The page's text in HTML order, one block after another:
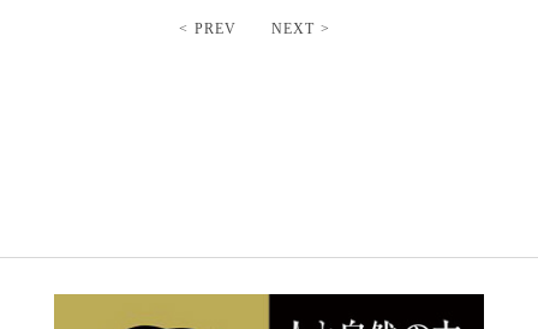
< PREV NEXT >